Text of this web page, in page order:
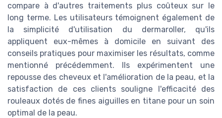
compare à d'autres traitements plus coûteux sur le
long terme. Les utilisateurs témoignent également de
la simplicité d'utilisation du dermaroller, qu'ils
appliquent eux-mêmes à domicile en suivant des
conseils pratiques pour maximiser les résultats, comme
mentionné précédemment. Ils expérimentent une
repousse des cheveux et l'amélioration de la peau, et la
satisfaction de ces clients souligne l'efficacité des
rouleaux dotés de fines aiguilles en titane pour un soin
optimal de la peau.